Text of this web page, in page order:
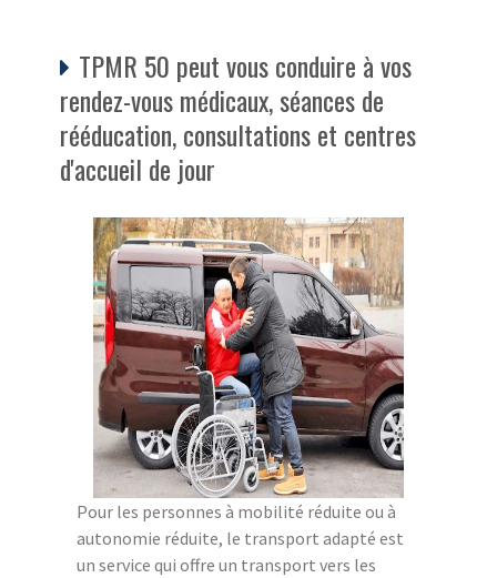
TPMR 50 peut vous conduire à vos
rendez-vous médicaux, séances de
rééducation, consultations et centres
d'accueil de jour
Pour les personnes à mobilité réduite ou à
autonomie réduite, le transport adapté est
un service qui offre un transport vers les